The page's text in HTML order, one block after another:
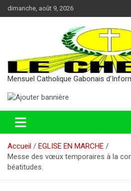
Aller
au
dimanche, août 9, 2026
Mensuel Catholique Gabonais
Accueil
EGLISE EN MARCHE
Messe des vœux temporaires à la
béatitudes.